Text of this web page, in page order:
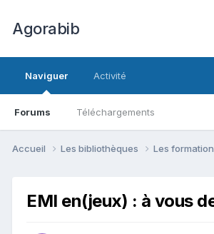
Agorabib
Naviguer
Forums Téléchargements
Activité
Accueil Les bibliothèques Les
EMI en(jeux) : à vous